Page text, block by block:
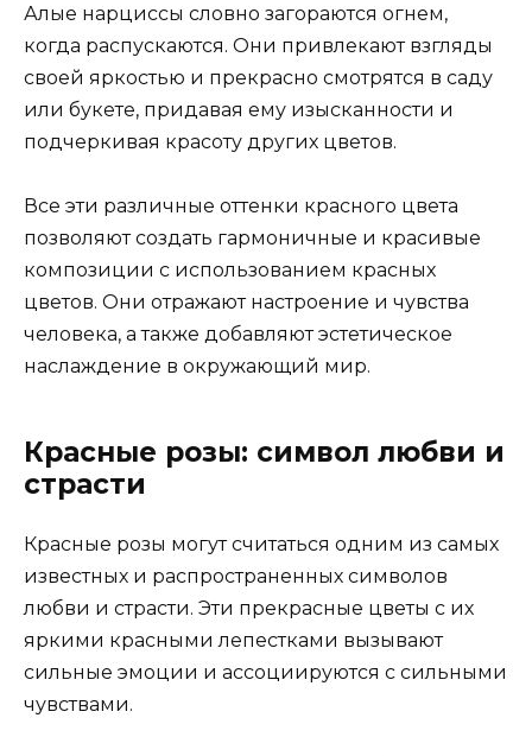
Алые нарциссы словно загораются огнем,
когда распускаются. Они привлекают взгляды
своей яркостью и прекрасно смотрятся в саду
или букете, придавая ему изысканности и
подчеркивая красоту других цветов.
Все эти различные оттенки красного цвета
позволяют создать гармоничные и красивые
композиции с использованием красных
цветов. Они отражают настроение и чувства
человека, а также добавляют эстетическое
наслаждение в окружающий мир.
Красные розы: символ любви и
страсти
Красные розы могут считаться одним из самых
известных и распространенных символов
любви и страсти. Эти прекрасные цветы с их
яркими красными лепестками вызывают
сильные эмоции и ассоциируются с сильными
чувствами.